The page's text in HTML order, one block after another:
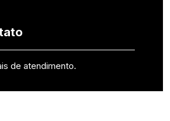
de atendimento.